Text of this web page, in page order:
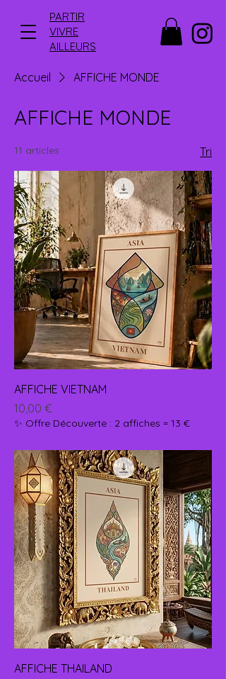
PARTIR
VIVRE
AILLEURS
Accueil AFFICHE MONDE
AFFICHE MONDE
11 articles Tri
AFFICHE VIETNAM
Prix
10,00 €
✨ Offre Découverte : 2 affiches = 13 €
AFFICHE THAILAND